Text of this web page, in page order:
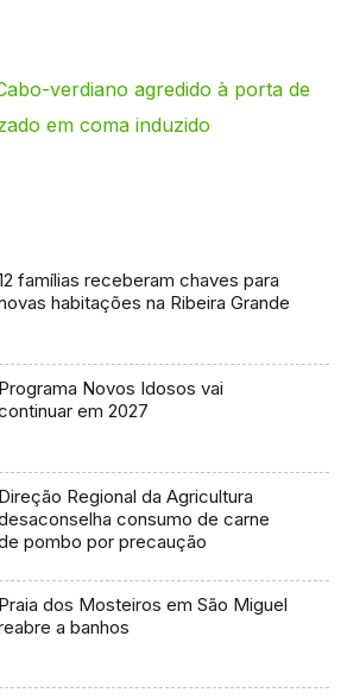
verdiano agredido à porta de
em coma induzido
famílias receberam chaves para
habitações na Ribeira Grande
Programa Novos Idosos vai
em 2027
Direção Regional da Agricultura
consumo de carne
pombo por precaução
Praia dos Mosteiros em São Miguel
a banhos